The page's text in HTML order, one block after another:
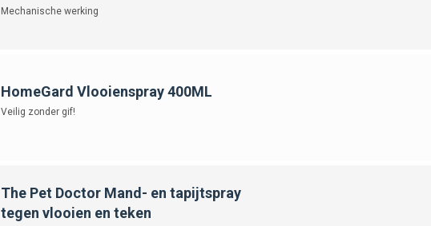
Mechanische werking
HomeGard Vlooienspray 400ML
Veilig zonder gif!
The Pet Doctor Mand- en tapijtspray
tegen vlooien en teken